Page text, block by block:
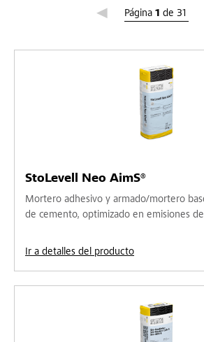
Página 1 de 31
Página 1
StoLevell Neo AimS®
Mortero adhesivo y armado/mortero
de cemento, optimizado en emisiones de
Ir a detalles del producto